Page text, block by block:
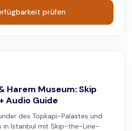
prüfen
Harem Museum: Skip
Audio Guide
des Topkapi-Palastes und
in Istanbul mit Skip-the-Line-